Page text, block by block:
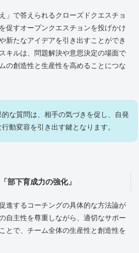
」で答えられるクローズドクエスチョ
促すオープンクエスチョンを投げかけ
新たなアイデアを引き出すことができ
キルは、問題解決や意思決定の場面で
の創造性と生産性を高めることにつな
的な質問は、相手の気づきを促し、自発
行動変容を引き出す鍵となります。
部下育成力の強化」
進するコーチングの具体的な方法論が
自主性を尊重しながら、適切なサポー
とで、チーム全体の生産性と創造性を